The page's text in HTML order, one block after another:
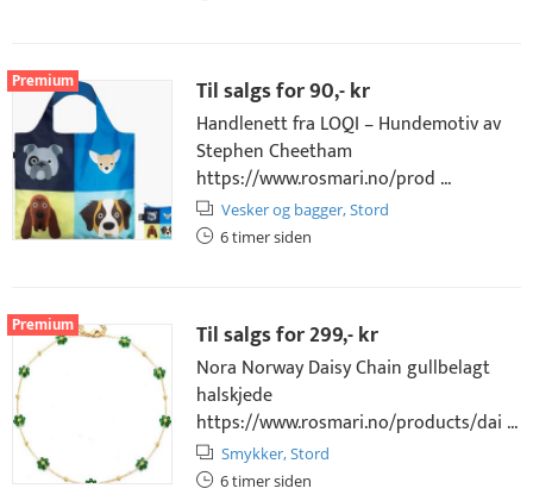
Premium Til salgs for90,- kr
Handlenett fra LOQI – Hundemotiv av
Stephen Cheetham
https://www.rosmari.no/prod ...
Vesker og bagger,Stord
6 timer siden
Premium Til salgs for299,- kr
Nora Norway Daisy Chain gullbelagt
halskjede
https://www.rosmari.no/products/dai ...
Smykker,Stord
6 timer siden